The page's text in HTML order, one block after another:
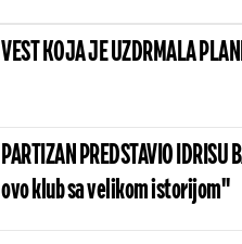
VEST KOJA JE UZDRMALA
PARTIZAN PREDSTAVIO
ovo klub sa velikom istorijom"